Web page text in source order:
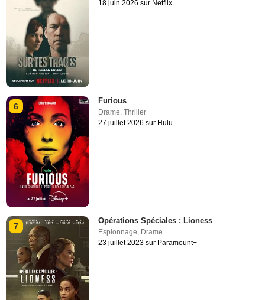
18 juin 2026 sur Netflix
6
Furious
Drame,Thriller
27 juillet 2026 sur Hulu
7
Opérations Spéciales : Lioness
Espionnage, Drame
23 juillet 2023 sur Paramount+